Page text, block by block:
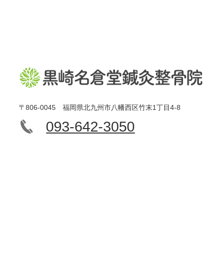
〒806-0045 福岡県北九州市八幡西区竹末1丁目4-8
093-642-3050